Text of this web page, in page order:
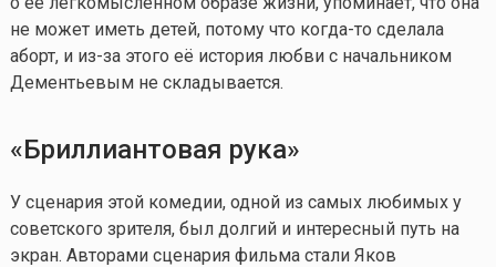
не может иметь детей, потому что когда-то сделала
аборт, и из-за этого её история любви с начальником
Дементьевым не складывается.
«Бриллиантовая рука»
У сценария этой комедии, одной из самых любимых у
советского зрителя, был долгий и интересный путь на
экран. Авторами сценария фильма стали Яков